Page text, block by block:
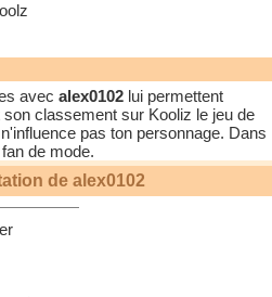
avec alex0102 lui permettent
classement sur Kooliz le jeu de
pas ton personnage. Dans
de mode.
de alex0102